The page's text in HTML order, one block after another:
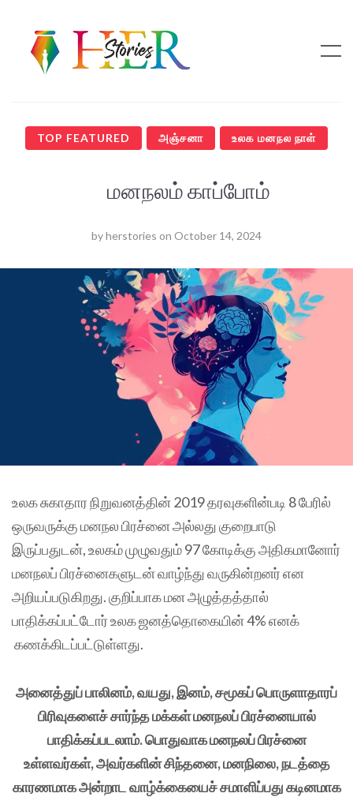
TOP FEATURED அஞ்சனா உலக மனநல நாள்
மனநலம் காப்போம்
byherstories on October 14, 2024
உலக சுகாதார நிறுவனத்தின் 2019 தரவுகளின்படி 8 பேரில்
ஒருவருக்கு மனநல பிரச்னை அல்லது குறைபாடு
இருப்பதுடன், உலகம் முழுவதும் 97 கோடிக்கு அதிகமானோர்
மனநலப் பிரச்னைகளுடன் வாழ்ந்து வருகின்றனர் என
அறியப்படுகிறது. குறிப்பாக மன அழுத்தத்தால்
பாதிக்கப்பட்டோர் உலக ஜனத்தொகையின் 4% எனக்
கணக்கிடப்பட்டுள்ளது.
அனைத்துப் பாலினம், வயது, இனம், சமூகப் பொருளாதாரப்
பிரிவுகளைச் சார்ந்த மக்கள் மனநலப் பிரச்னையால்
பாதிக்கப்படலாம். பொதுவாக மனநலப் பிரச்னை
உள்ளவர்கள், அவர்களின் சிந்தனை, மனநிலை, நடத்தை
காரணமாக அன்றாட வாழ்க்கையைச் சமாளிப்பது கடினமாக